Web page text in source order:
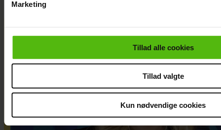
cookiepolitik.
Marketing
Tillad alle cookies
Tillad valgte
Kun nødvendige cookies